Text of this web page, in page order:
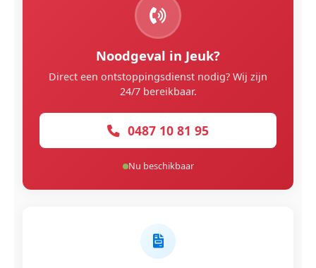
Noodgeval in Jeuk?
Direct een ontstoppingsdienst nodig? Wij zijn
24/7 bereikbaar.
0487 10 81 95
Nu beschikbaar